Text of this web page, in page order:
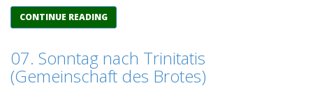
CONTINUE READING
07. Sonntag nach Trinitatis
(Gemeinschaft des Brotes)